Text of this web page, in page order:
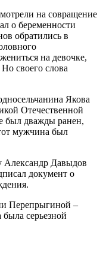
на совращение
о беременности
обратились в
на девочке,
своего слова
Якова
Отечественной
был дважды ранен,
мужчина был
Александр Давыдов
документ о
Перепрыгиной –
серьезной